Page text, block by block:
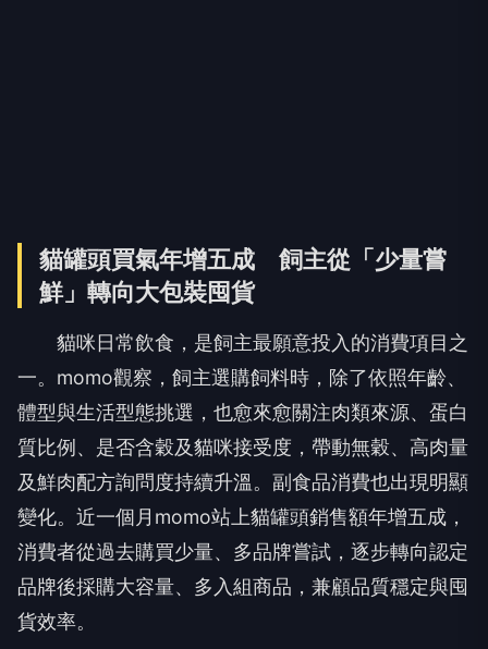
貓罐頭買氣年增五成 飼主從「少量嘗
鮮」轉向大包裝囤貨
貓咪日常飲食，是飼主最願意投入的消費項目之
一。momo觀察，飼主選購飼料時，除了依照年齡、
體型與生活型態挑選，也愈來愈關注肉類來源、蛋白
質比例、是否含穀及貓咪接受度，帶動無穀、高肉量
及鮮肉配方詢問度持續升溫。副食品消費也出現明顯
變化。近一個月momo站上貓罐頭銷售額年增五成，
消費者從過去購買少量、多品牌嘗試，逐步轉向認定
品牌後採購大容量、多入組商品，兼顧品質穩定與囤
貨效率。